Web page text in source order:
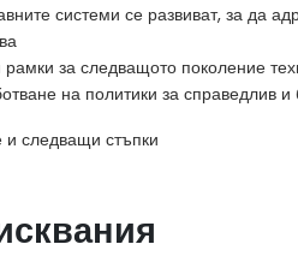
системи се развиват, за да
рамки за следващото поколение
на политики за справедлив
следващи стъпки